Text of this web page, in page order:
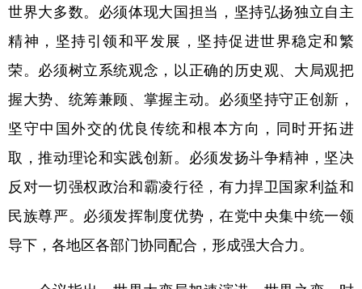
世界大多数。必须体现大国担当，坚持弘扬独立自主
精神，坚持引领和平发展，坚持促进世界稳定和繁
荣。必须树立系统观念，以正确的历史观、大局观把
握大势、统筹兼顾、掌握主动。必须坚持守正创新，
坚守中国外交的优良传统和根本方向，同时开拓进
取，推动理论和实践创新。必须发扬斗争精神，坚决
反对一切强权政治和霸凌行径，有力捍卫国家利益和
民族尊严。必须发挥制度优势，在党中央集中统一领
导下，各地区各部门协同配合，形成强大合力。